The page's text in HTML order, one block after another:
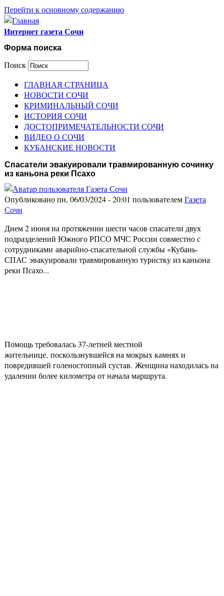
Перейти к основному содержанию
Интернет газета Сочи
Форма поиска
Поиск
ГЛАВНАЯ СТРАНИЦА
НОВОСТИ СОЧИ
КРИМИНАЛЬНЫЙ СОЧИ
ИСТОРИЯ СОЧИ
ДОСТОПРИМЕЧАТЕЛЬНОСТИ СОЧИ
ВИДЕО О СОЧИ
КУБАНСКИЕ НОВОСТИ
Спасатели эвакуировали травмированную сочинку
из каньона реки Псахо
Опубликовано пн, 06/03/2024 - 20:01 пользователемГазета
Сочи
Днем 2 июня на протяжении шести часов спасатели двух
подразделений Южного РПСО МЧС России совместно с
сотрудниками аварийно-спасательной службы «Кубань-
СПАС эвакуировали травмированную туристку из каньона
реки Псахо...
Помощь требовалась 37-летней местной
жительнице, поскользнувшейся на мокрых камнях и
повредившей голеностопный сустав. Женщина находилась на
удалении более километра от начала маршрута.